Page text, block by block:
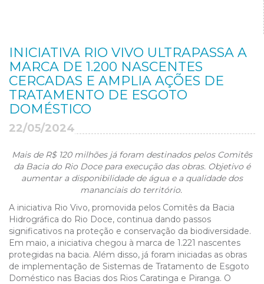
INICIATIVA RIO VIVO ULTRAPASSA A
MARCA DE 1.200 NASCENTES
CERCADAS E AMPLIA AÇÕES DE
TRATAMENTO DE ESGOTO
DOMÉSTICO
22/05/2024
Mais de R$ 120 milhões já foram destinados pelos Comitês
da Bacia do Rio Doce para execução das obras. Objetivo é
aumentar a disponibilidade de água e a qualidade dos
mananciais do território.
A iniciativa Rio Vivo, promovida pelos Comitês da Bacia
Hidrográfica do Rio Doce, continua dando passos
significativos na proteção e conservação da biodiversidade.
Em maio, a iniciativa chegou à marca de 1.221 nascentes
protegidas na bacia. Além disso, já foram iniciadas as obras
de implementação de Sistemas de Tratamento de Esgoto
Doméstico nas Bacias dos Rios Caratinga e Piranga. O